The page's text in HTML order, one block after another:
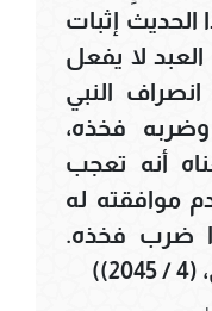
إثبات
العبد لا يفعل
انصراف النبي
فخذه،
أنه تعجب
موافقته له
ضرب فخذه.